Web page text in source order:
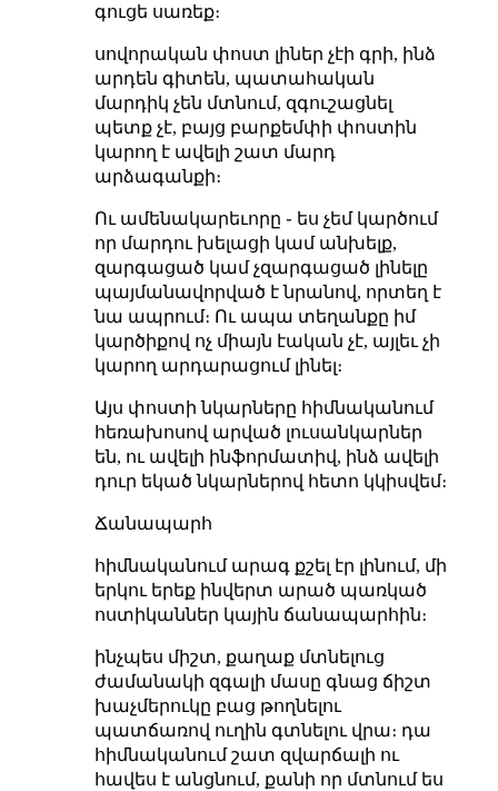
գուցե սառեք։
սովորական փոստ լիներ չէի գրի, ինձ
արդեն գիտեն, պատահական
մարդիկ չեն մտնում, զգուշացնել
պետք չէ, բայց բարքեմփի փոստին
կարող է ավելի շատ մարդ
արձագանքի։
Ու ամենակարեւորը ֊ ես չեմ կարծում
որ մարդու խելացի կամ անխելք,
զարգացած կամ չզարգացած լինելը
պայմանավորված է նրանով, որտեղ է
նա ապրում։ Ու ապա տեղանքը իմ
կարծիքով ոչ միայն էական չէ, այլեւ չի
կարող արդարացում լինել։
Այս փոստի նկարները հիմնականում
հեռախոսով արված լուսանկարներ
են, ու ավելի ինֆորմատիվ, ինձ ավելի
դուր եկած նկարներով հետո կկիսվեմ։
Ճանապարհ
հիմնականում արագ քշել էր լինում, մի
երկու երեք ինվերտ արած պառկած
ոստիկաններ կային ճանապարհին։
ինչպես միշտ, քաղաք մտնելուց
ժամանակի զգալի մասը գնաց ճիշտ
խաչմերուկը բաց թողնելու
պատճառով ուղին գտնելու վրա։ դա
հիմնականում շատ զվարճալի ու
հավես է անցնում, քանի որ մտնում ես